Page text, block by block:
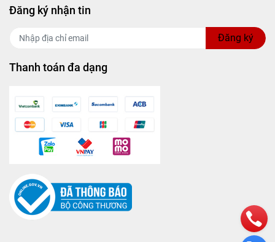
trình
Đăng ký nhận tin
Đăng ký
Thanh toán đa dạng